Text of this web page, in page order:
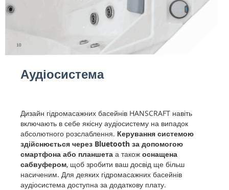
Аудіосистема
Дизайн гідромасажних басейнів HANSCRAFT навіть
включають в себе якісну аудіосистему на випадок
абсолютного розслаблення. Керування системою
здійснюється через Bluetooth за допомогою
смартфона або планшета а також оснащена
сабвуфером, щоб зробити ваш досвід ще більш
насиченим. Для деяких гідромасажних басейнів
аудіосистема доступна за додаткову плату.